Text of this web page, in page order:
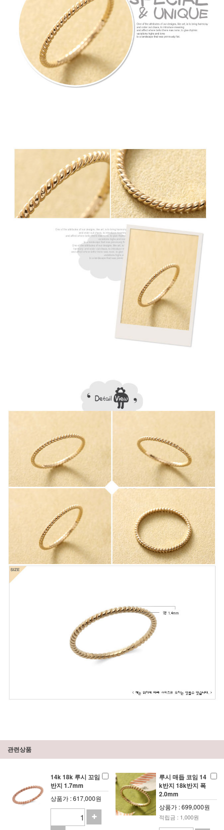
관련상품
14k 18k 루시 꼬임
반지 1.7mm
상품가 : 617,000원
루시 매듭 코임 14
k반지 18k반지 폭
2.0mm
상품가 : 699,000원
적립금 : 1,000원